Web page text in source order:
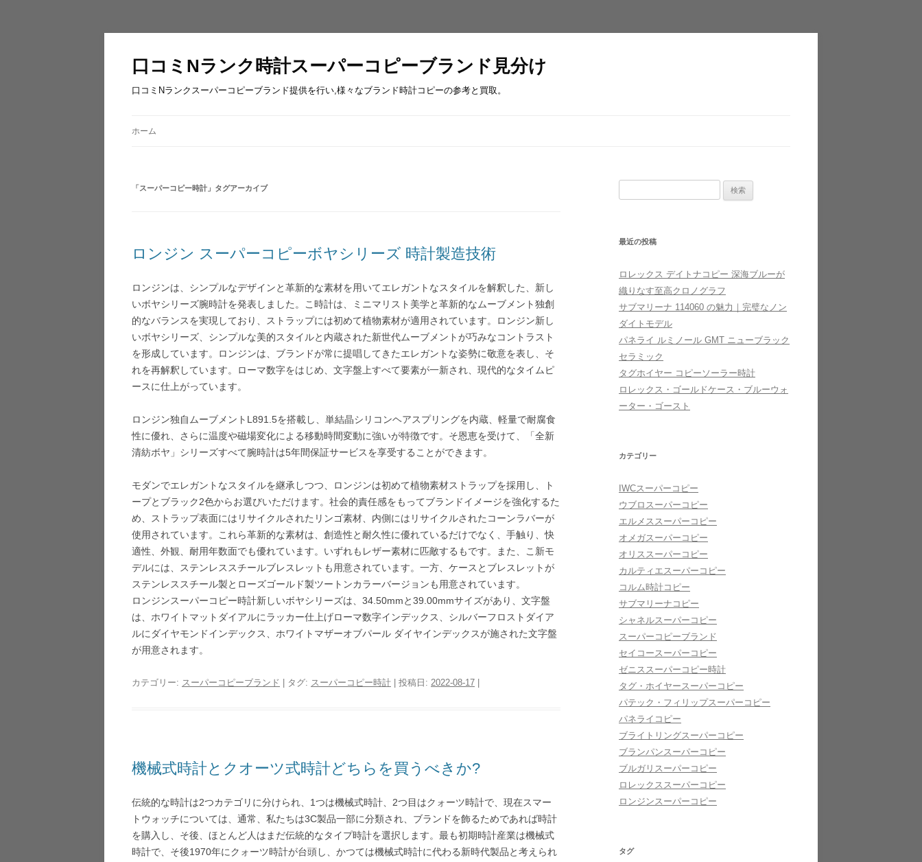
口コミNランク時計スーパーコピーブランド見分け
口コミNランクスーパーコピーブランド提供を行い,様々なブランド時計コピーの参考と買取。
ホーム
「スーパーコピー時計 」タグアーカイブ
ロンジン スーパーコピーボヤシリーズ 時計製造技術
ロンジンは、シンプルなデザインと革新的な素材を用いてエレガントなスタイルを解釈した、新し
いボヤシリーズ腕時計を発表しました。こ時計は、ミニマリスト美学と革新的なムーブメント独創
的なバランスを実現しており、ストラップには初めて植物素材が適用されています。ロンジン新し
いボヤシリーズ、シンプルな美的スタイルと内蔵された新世代ムーブメントが巧みなコントラスト
を形成しています。ロンジンは、ブランドが常に提唱してきたエレガントな姿勢に敬意を表し、そ
れを再解釈しています。ローマ数字をはじめ、文字盤上すべて要素が一新され、現代的なタイムピ
ースに仕上がっています。
ロンジン独自ムーブメントL891.5を搭載し、単結晶シリコンヘアスプリングを内蔵、軽量で耐腐食
性に優れ、さらに温度や磁場変化による移動時間変動に強いが特徴です。そ恩恵を受けて、「全新
清紡ボヤ」シリーズすべて腕時計は5年間保証サービスを享受することができます。
モダンでエレガントなスタイルを継承しつつ、ロンジンは初めて植物素材ストラップを採用し、ト
ープとブラック2色からお選びいただけます。社会的責任感をもってブランドイメージを強化するた
め、ストラップ表面にはリサイクルされたリンゴ素材、内側にはリサイクルされたコーンラバーが
使用されています。これら革新的な素材は、創造性と耐久性に優れているだけでなく、手触り、快
適性、外観、耐用年数面でも優れています。いずれもレザー素材に匹敵するもです。また、こ新モ
デルには、ステンレススチールブレスレットも用意されています。一方、ケースとブレスレットが
ステンレススチール製とローズゴールド製ツートンカラーバージョンも用意されています。
ロンジンスーパーコピー時計新しいボヤシリーズは、34.50mmと39.00mmサイズがあり、文字盤
は、ホワイトマットダイアルにラッカー仕上げローマ数字インデックス、シルバーフロストダイア
ルにダイヤモンドインデックス、ホワイトマザーオブパール ダイヤインデックスが施された文字盤
が用意されます。
カテゴリー: スーパーコピーブランド | タグ: スーパーコピー時計 | 投稿日: 2022-08-17
機械式時計とクオーツ式時計どちらを買うべきか?
伝統的な時計は2つカテゴリに分けられ、1つは機械式時計、2つ目はクォーツ時計で、現在スマー
トウォッチについては、通常、私たちは3C製品一部に分類され、ブランドを飾るためであれば時計
を購入し、そ後、ほとんど人はまだ伝統的なタイプ時計を選択します。最も初期時計産業は機械式
時計で、そ後1970年にクォーツ時計が台頭し、かつては機械式時計に代わる新時代製品と考えられ
最近の投稿
ロレックス デイトナコピー 深海ブルーが
織りなす至高クロノグラフ
サブマリーナ 114060 の魅力｜完璧なノン
ダイトモデル
パネライ ルミノール GMT ニューブラック
セラミック
タグホイヤー コピーソーラー時計
ロレックス・ゴールドケース・ブルーウォ
ーター・ゴースト
カテゴリー
IWCスーパーコピー
ウブロスーパーコピー
エルメススーパーコピー
オメガスーパーコピー
オリススーパーコピー
カルティエスーパーコピー
コルム時計コピー
サブマリーナコピー
シャネルスーパーコピー
スーパーコピーブランド
セイコースーパーコピー
ゼニススーパーコピー時計
タグ・ホイヤースーパーコピー
パテック・フィリップスーパーコピー
パネライコピー
ブライトリングスーパーコピー
ブランパンスーパーコピー
ブルガリスーパーコピー
ロレックススーパーコピー
ロンジンスーパーコピー
タグ